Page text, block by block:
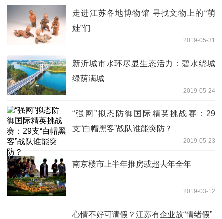
走进江苏各地博物馆 寻找文物上的“萌
娃”们
2019-05-31
新沂城市水环尽显生态活力：碧水绕城
绿荫满城
2019-05-24
“强网”拟态防御国际精英挑战赛：29
支“白帽黑客”战队谁能突防？
2019-05-23
南京楼市上半年推房或超去年全年
2019-03-12
心情不好可请假？江苏有企业放“情绪假”